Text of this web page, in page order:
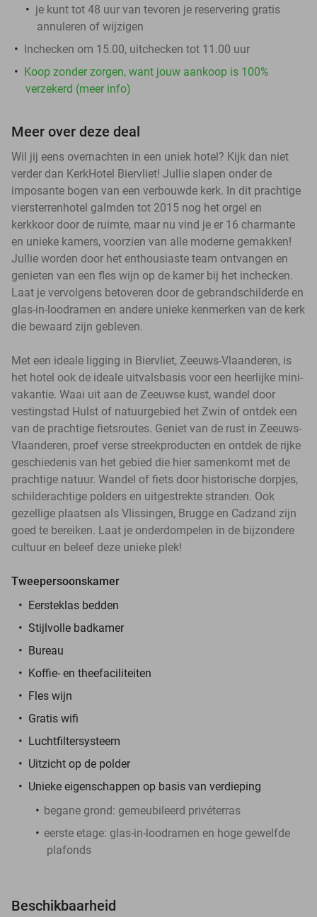
je kunt tot 48 uur van tevoren je reservering gratis
annuleren of wijzigen
Inchecken om 15.00, uitchecken tot 11.00 uur
Koop zonder zorgen, want jouw aankoop is 100%
verzekerd (meer info)
Meer over deze deal
Wil jij eens overnachten in een uniek hotel? Kijk dan niet
verder dan KerkHotel Biervliet! Jullie slapen onder de
imposante bogen van een verbouwde kerk. In dit prachtige
viersterrenhotel galmden tot 2015 nog het orgel en
kerkkoor door de ruimte, maar nu vind je er 16 charmante
en unieke kamers, voorzien van alle moderne gemakken!
Jullie worden door het enthousiaste team ontvangen en
genieten van een fles wijn op de kamer bij het inchecken.
Laat je vervolgens betoveren door de gebrandschilderde en
glas-in-loodramen en andere unieke kenmerken van de kerk
die bewaard zijn gebleven.
Met een ideale ligging in Biervliet, Zeeuws-Vlaanderen, is
het hotel ook de ideale uitvalsbasis voor een heerlijke mini-
vakantie. Waai uit aan de Zeeuwse kust, wandel door
vestingstad Hulst of natuurgebied het Zwin of ontdek een
van de prachtige fietsroutes. Geniet van de rust in Zeeuws-
Vlaanderen, proef verse streekproducten en ontdek de rijke
geschiedenis van het gebied die hier samenkomt met de
prachtige natuur. Wandel of fiets door historische dorpjes,
schilderachtige polders en uitgestrekte stranden. Ook
gezellige plaatsen als Vlissingen, Brugge en Cadzand zijn
goed te bereiken. Laat je onderdompelen in de bijzondere
cultuur en beleef deze unieke plek!
Tweepersoonskamer
Eersteklas bedden
Stijlvolle badkamer
Bureau
Koffie- en theefaciliteiten
Fles wijn
Gratis wifi
Luchtfiltersysteem
Uitzicht op de polder
Unieke eigenschappen op basis van verdieping
begane grond: gemeubileerd privéterras
eerste etage: glas-in-loodramen en hoge gewelfde
plafonds
Beschikbaarheid